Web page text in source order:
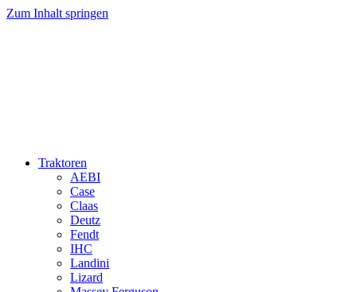
Zum Inhalt springen
Traktoren
AEBI
Case
Claas
Deutz
Fendt
IHC
Landini
Lizard